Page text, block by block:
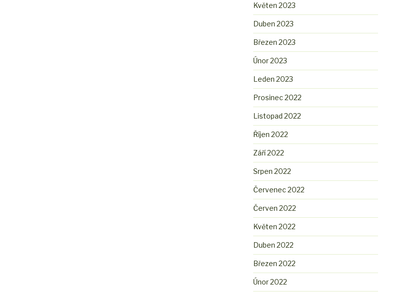
Květen 2023
Duben 2023
Březen 2023
Únor 2023
Leden 2023
Prosinec 2022
Listopad 2022
Říjen 2022
Září 2022
Srpen 2022
Červenec 2022
Červen 2022
Květen 2022
Duben 2022
Březen 2022
Únor 2022